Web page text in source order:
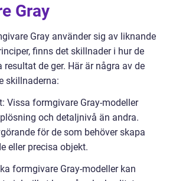
Gray
Gray använder sig av liknande
finns det skillnader i hur de
de ger. Här är några av de
skillnaderna:
Vissa formgivare Gray-modeller
och detaljnivå än andra.
för de som behöver skapa
eller precisa objekt.
formgivare Gray-modeller kan